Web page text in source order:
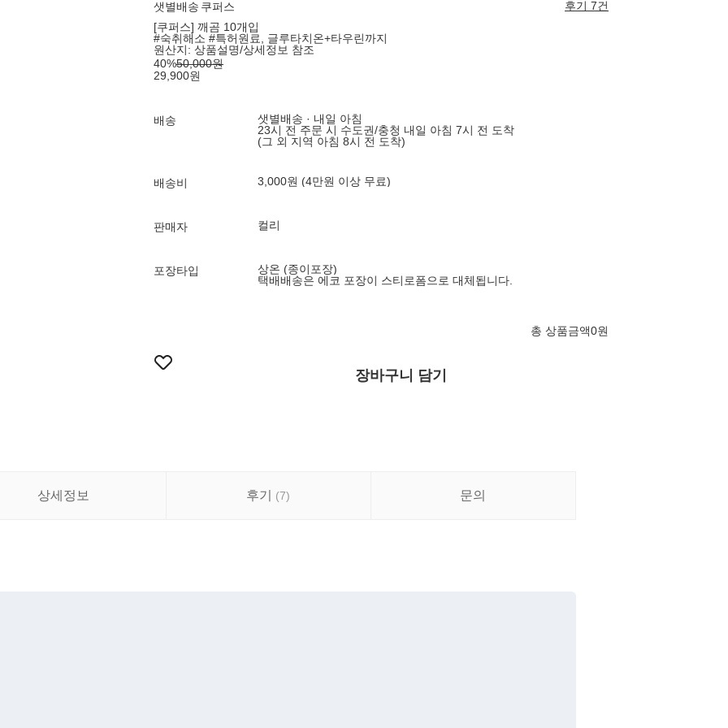
샛별배송 쿠퍼스
후기 7건
[쿠퍼스] 깨곰 10개입
#숙취해소 #특허원료, 글루타치온+타우린까지
원산지: 상품설명/상세정보 참조
40%50,000원
29,900원
배송
샛별배송 · 내일 아침
23시 전 주문 시 수도권/충청 내일 아침 7시 전 도착
(그 외 지역 아침 8시 전 도착)
배송비 3,000원 (4만원 이상 무료)
판매자 컬리
포장타입
상온 (종이포장)
택배배송은 에코 포장이 스티로폼으로 대체됩니다.
총 상품금액0원
장바구니 담기
상세정보 후기 (7) 문의